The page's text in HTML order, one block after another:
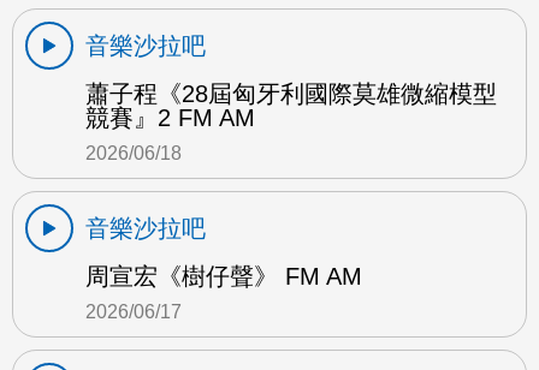
音樂沙拉吧
蕭子程《28屆匈牙利國際莫雄微縮模型
競賽』2 FM AM
2026/06/18
音樂沙拉吧
周宣宏《樹仔聲》 FM AM
2026/06/17